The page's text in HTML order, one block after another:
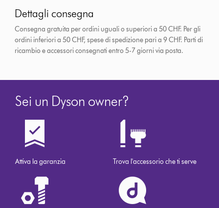
Dettagli consegna
Consegna gratuita per ordini uguali o superiori a 50 CHF. Per gli
ordini inferiori a 50 CHF, spese di spedizione pari a 9 CHF. Parti di
ricambio e accessori consegnati entro 5-7 giorni via posta.
Sei un Dyson owner?
Attiva la garanzia Trova l'accessorio che ti serve